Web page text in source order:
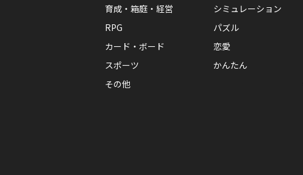
育成・箱庭・経営
シミュレーション
RPG
パズル
カード・ボード
恋愛
スポーツ
かんたん
その他